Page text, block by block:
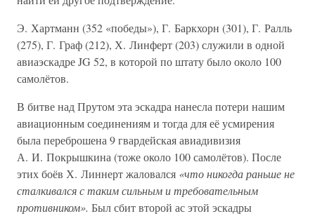
Э. Хартманн (352 «победы»), Г. Баркхорн (301), Г. Ралль
(275), Г. Граф (212), Х. Линферт (203) служили в одной
авиаэскадре JG 52, в которой по штату было около 100
самолётов.
В битве над Прутом эта эскадра нанесла потери нашим
авиационным соединениям и тогда для её усмирения
была переброшена 9 гвардейская авиадивизия
А. И. Покрышкина (тоже около 100 самолётов). После
этих боёв Х. Линнерт жаловался «что никогда раньше не
сталкивался с таким сильным и требовательным
противником». Был сбит второй ас этой эскадры